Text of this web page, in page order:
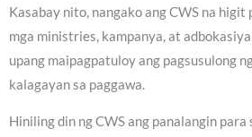
Kasabay nito, nangako ang CWS na higit
mga ministries, kampanya, at
upang maipagpatuloy ang pagsusulong
kalagayan sa paggawa.
Hiniling din ng CWS ang panalangin para